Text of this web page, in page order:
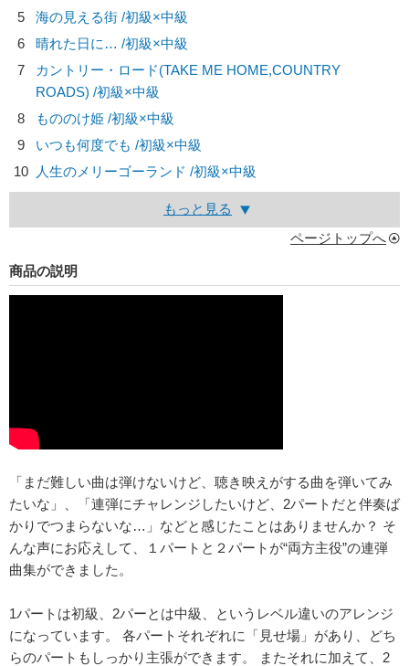
5
海の見える街 /初級×中級
6
晴れた日に… /初級×中級
7
カントリー・ロード(TAKE ME HOME,COUNTRY
ROADS) /初級×中級
8
もののけ姫 /初級×中級
9
いつも何度でも /初級×中級
10
人生のメリーゴーランド /初級×中級
もっと見る
ページトップへ
商品の説明
「まだ難しい曲は弾けないけど、聴き映えがする曲を弾いてみ
たいな」、「連弾にチャレンジしたいけど、2パートだと伴奏ば
かりでつまらないな…」などと感じたことはありませんか？ そ
んな声にお応えして、１パートと２パートが“両方主役”の連弾
曲集ができました。
1パートは初級、2パーとは中級、というレベル違いのアレンジ
になっています。 各パートそれぞれに「見せ場」があり、どち
らのパートもしっかり主張ができます。 またそれに加えて、2